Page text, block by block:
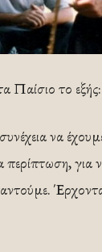
Παίσιο το εξής:
να
για